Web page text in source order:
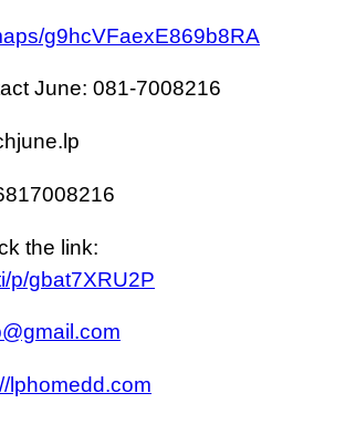
g9hcVFaexE869b8RA
June: 081-7008216
the link:
p/gbat7XRU2P
lphomedd.com